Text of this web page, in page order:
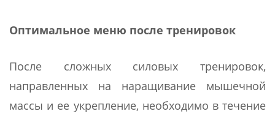
Оптимальное меню после тренировок
После сложных силовых тренировок,
направленных на наращивание мышечной
массы и ее укрепление, необходимо в течение